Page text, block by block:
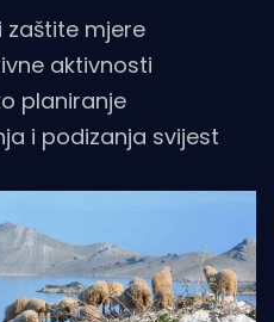
zaštite mjere
aktivnosti
planiranje
i podizanja svijest